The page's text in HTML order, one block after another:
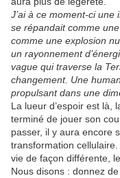
J’ai à ce moment-ci
se répandait comme
comme une explosion
un rayonnement
vague qui traverse la
changement. Une
propulsant dans une
La lueur d’espoir est là,
terminé de jouer son
passer, il y aura encore
transformation
vie de façon différente,
Nous disons : donnez